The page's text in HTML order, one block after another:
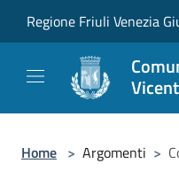
Regione Friuli Venezia
Home > Argomenti >